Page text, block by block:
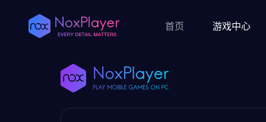
首页 游戏中心